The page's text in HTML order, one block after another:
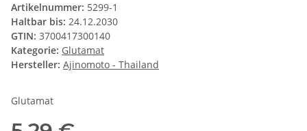
Artikelnummer: 5299-1
Haltbar bis: 24.12.2030
GTIN: 3700417300140
Kategorie: Glutamat
Hersteller: Ajinomoto - Thailand
Glutamat